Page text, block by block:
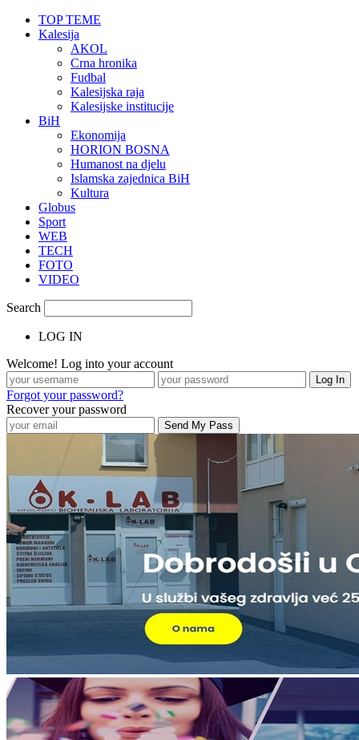
TOP TEME
Kalesija
AKOL
Crna hronika
Fudbal
Kalesijska raja
Kalesijske institucije
BiH
Ekonomija
HORION BOSNA
Humanost na djelu
Islamska zajednica BiH
Kultura
Globus
Sport
WEB
TECH
FOTO
VIDEO
Search
LOG IN
Welcome! Log into your account
Forgot your password?
Recover your password